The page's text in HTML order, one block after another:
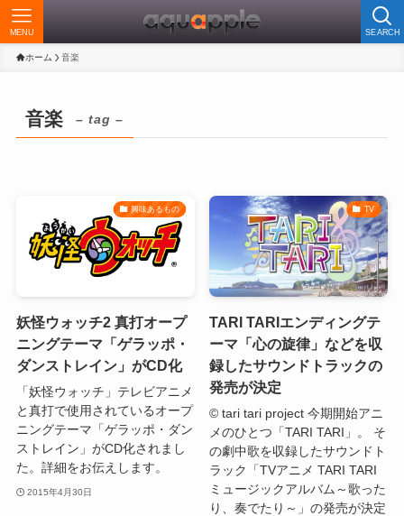
SEARCH
MENU
ホーム 音楽
音楽 – tag –
興味あるもの
妖怪ウォッチ2 真打オープ
ニングテーマ「ゲラッポ・
ダンストレイン」がCD化
「妖怪ウォッチ」テレビアニメ
と真打で使用されているオープ
ニングテーマ「ゲラッポ・ダン
ストレイン」がCD化されまし
た。詳細をお伝えします。
2015年4月30日
TV
TARI TARIエンディングテ
ーマ「心の旋律」などを収
録したサウンドトラックの
発売が決定
© tari tari project 今期開始アニ
メのひとつ「TARI TARI」。 そ
の劇中歌を収録したサウンドト
ラック「TVアニメ TARI TARI
ミュージックアルバム～歌った
り、奏でたり～」の発売が決定